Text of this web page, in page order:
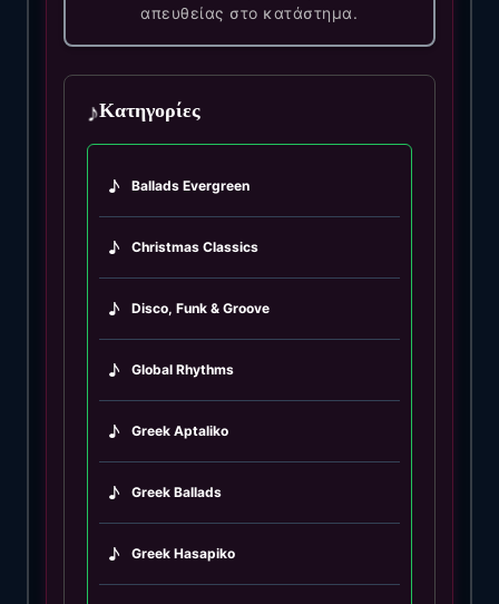
απευθείας στο κατάστημα.
♪Κατηγορίες
♪ Ballads Evergreen
♪ Christmas Classics
♪ Disco, Funk & Groove
♪ Global Rhythms
♪ Greek Aptaliko
♪ Greek Ballads
♪ Greek Hasapiko